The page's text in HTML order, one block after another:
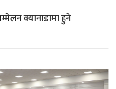
क्यानाडामा हुने